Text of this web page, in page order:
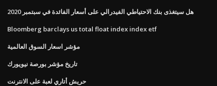
هل سيتغذى بنك الاحتياطي الفيدرالي على أسعار الفائدة في سبتمبر 2020
Bloomberg barclays us total float index index etf
مؤشر اسعار السوق العالمية
تاريخ مؤشر بورصة نيويورك
حريش أتاري لعبة على الانترنت